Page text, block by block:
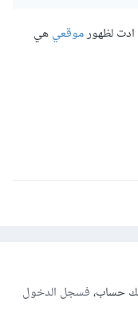
جيدة ومتوافق مع
ستقدمه وما الذي
معين أو كلمات
لظهورموقعيهي
حساب،فسجل الدخول